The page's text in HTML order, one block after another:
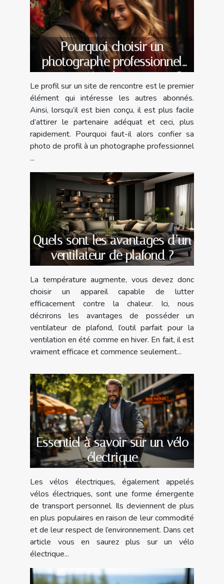
Pourquoi choisir un
photographe professionnel
pour un site de rencontre ?
Le profil sur un site de rencontre est le premier
élément qui intéresse les autres abonnés.
Ainsi, lorsqu’il est bien conçu, il est plus facile
d’attirer le partenaire adéquat et ceci, plus
rapidement. Pourquoi faut-il alors confier sa
photo de profil à un photographe professionnel
...
Quels sont les avantages d’un
ventilateur de plafond ?
La température augmente, vous devez donc
choisir un appareil capable de lutter
efficacement contre la chaleur. Ici, nous
décrirons les avantages de posséder un
ventilateur de plafond, l’outil parfait pour la
ventilation en été comme en hiver. En fait, il est
vraiment efficace et commence seulement...
Essentiel à savoir sur un vélo
électrique
Les vélos électriques, également appelés
vélos électriques, sont une forme émergente
de transport personnel. Ils deviennent de plus
en plus populaires en raison de leur commodité
et de leur respect de l’environnement. Dans cet
article vous en saurez plus sur un vélo
électrique...